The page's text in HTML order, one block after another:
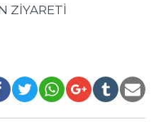
ZİYARETİ